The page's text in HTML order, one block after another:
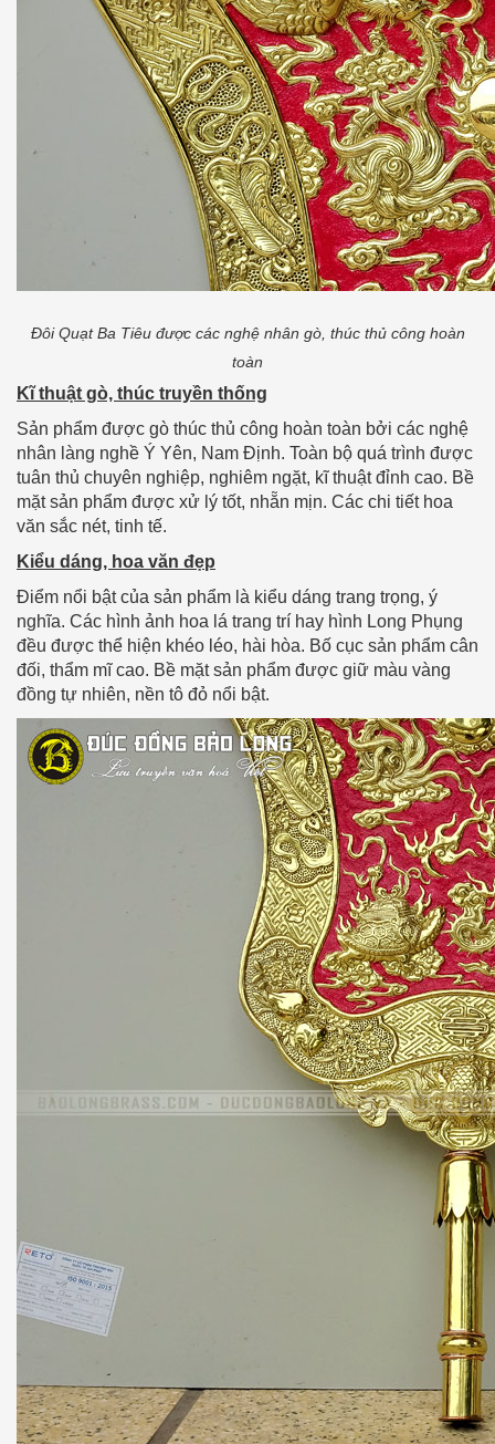
Đôi Quạt Ba Tiêu được các nghệ nhân gò, thúc thủ công hoàn
toàn
Kĩ thuật gò, thúc truyền thống
Sản phẩm được gò thúc thủ công hoàn toàn bởi các nghệ
nhân làng nghề Ý Yên, Nam Định. Toàn bộ quá trình được
tuân thủ chuyên nghiệp, nghiêm ngặt, kĩ thuật đỉnh cao. Bề
mặt sản phẩm được xử lý tốt, nhẵn mịn. Các chi tiết hoa
văn sắc nét, tinh tế.
Kiểu dáng, hoa văn đẹp
Điểm nổi bật của sản phẩm là kiểu dáng trang trọng, ý
nghĩa. Các hình ảnh hoa lá trang trí hay hình Long Phụng
đều được thể hiện khéo léo, hài hòa. Bố cục sản phẩm cân
đối, thẩm mĩ cao. Bề mặt sản phẩm được giữ màu vàng
đồng tự nhiên, nền tô đỏ nổi bật.